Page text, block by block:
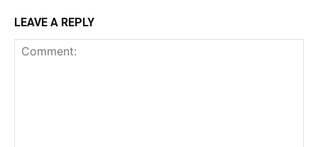
LEAVE A REPLY